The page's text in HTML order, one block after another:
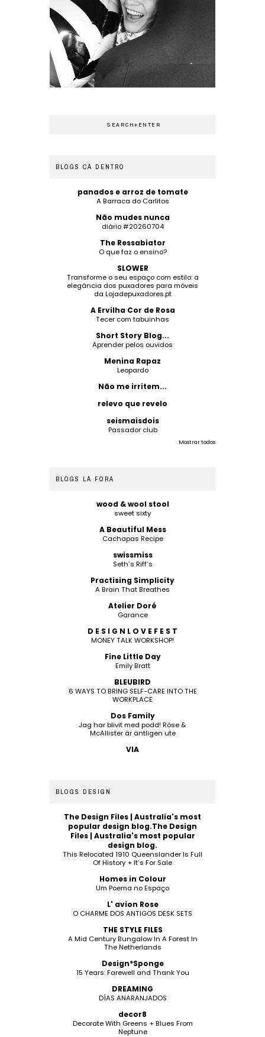
BLOGS CÁ DENTRO
panados e arroz de tomate
A Barraca do Carlitos
Não mudes nunca
diário #20260704
The Ressabiator
O que faz o ensino?
SLOWER
Transforme o seu espaço com estilo: a
elegância dos puxadores para móveis
da Lojadepuxadores.pt
A Ervilha Cor de Rosa
Tecer com tabuinhas
Short Story Blog...
Aprender pelos ouvidos
Menina Rapaz
Leopardo
Não me irritem...
relevo que revelo
seismaisdois
Passador club
Mostrar todos
BLOGS LÁ FORA
wood & wool stool
sweet sixty
A Beautiful Mess
Cachapas Recipe
swissmiss
Seth’s Riff’s
Practising Simplicity
A Brain That Breathes
Atelier Doré
Garance
D E S I G N L O V E F E S T
MONEY TALK WORKSHOP!
Fine Little Day
Emily Bratt
BLEUBIRD
6 WAYS TO BRING SELF-CARE INTO THE
WORKPLACE
Dos Family
Jag har blivit med podd! Röse &
McAllister är äntligen ute
VIA
BLOGS DESIGN
The Design Files | Australia's most
popular design blog.The Design
Files | Australia's most popular
design blog.
This Relocated 1910 Queenslander Is Full
Of History + It’s For Sale
Homes in Colour
Um Poema no Espaço
L' avion Rose
O CHARME DOS ANTIGOS DESK SETS
THE STYLE FILES
A Mid Century Bungalow In A Forest In
The Netherlands
Design*Sponge
15 Years: Farewell and Thank You
DREAMING
DÍAS ANARANJADOS
decor8
Decorate With Greens + Blues From
Neptune